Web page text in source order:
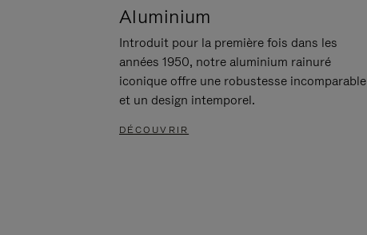
Aluminium
Introduit pour la première fois dans les
années 1950, notre aluminium rainuré
iconique offre une robustesse incomparable
et un design intemporel.
DÉCOUVRIR